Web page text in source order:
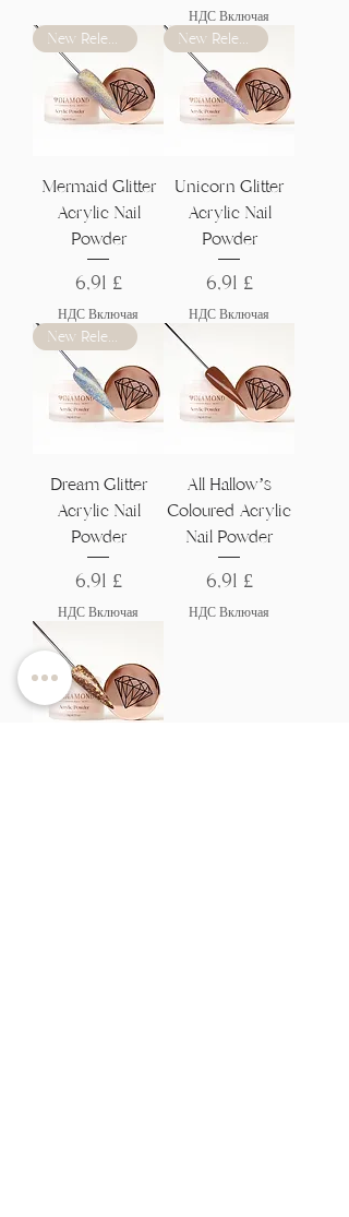
НДС Включая
New Release
Mermaid Glitter
Acrylic Nail
Powder
Цена
6,91 £
НДС Включая
New Release
Unicorn Glitter
Acrylic Nail
Powder
Цена
6,91 £
НДС Включая
New Release
Dream Glitter
Acrylic Nail
Powder
Цена
6,91 £
НДС Включая
All Hallow’s
Coloured Acrylic
Nail Powder
Цена
6,91 £
НДС Включая